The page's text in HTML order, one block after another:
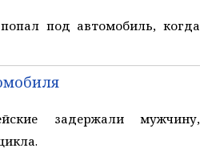
под автомобиль, когда
задержали мужчину,